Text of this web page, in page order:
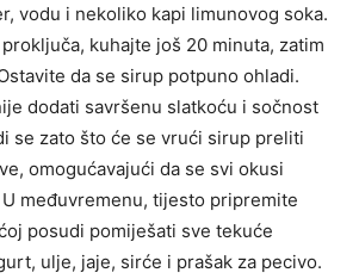
vodu i nekoliko kapi limunovog soka.
kuhajte još 20 minuta, zatim
da se sirup potpuno ohladi.
dodati savršenu slatkoću i sočnost
se zato što će se vrući sirup preliti
omogućavajući da se svi okusi
međuvremenu, tijesto pripremite
posudi pomiješati sve tekuće
ulje, jaje, sirće i prašak za pecivo.